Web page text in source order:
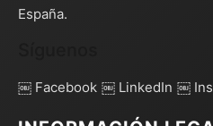
España.
￼ Facebook ￼ LinkedIn ￼